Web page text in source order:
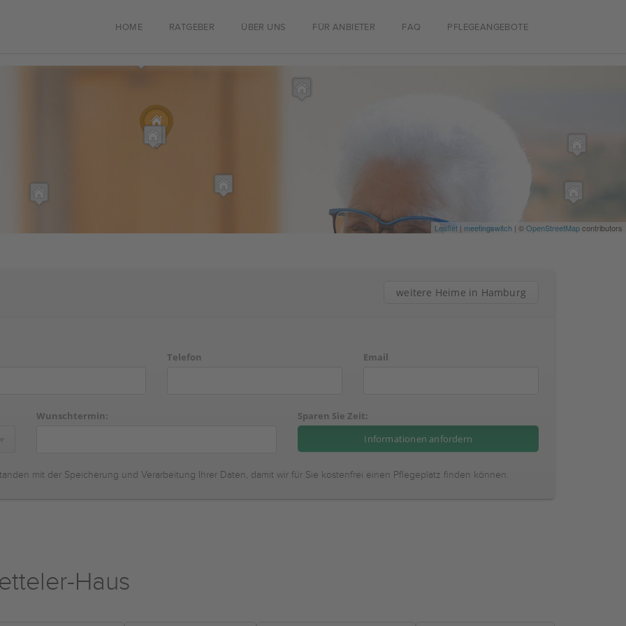
HOME RATGEBER ÜBER UNS FÜR ANBIETER FAQ PFLEGEANGEBOTE
Leaflet | meetingswitch | ©OpenStreetMapcontributors
weitere Heime in Hamburg
Telefon Email
Wunschtermin: Sparen Sie Zeit:
mit der Speicherung und Verarbeitung Ihrer Daten, damit wir für Sie kostenfrei einen Pflegeplatz finden können.
Haus